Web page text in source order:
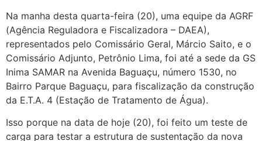
Na manha desta quarta-feira (20), uma equipe da AGRF
(Agência Reguladora e Fiscalizadora – DAEA),
representados pelo Comissário Geral, Márcio Saito, e o
Comissário Adjunto, Petrônio Lima, foi até a sede da GS
Inima SAMAR na Avenida Baguaçu, número 1530, no
Bairro Parque Baguaçu, para fiscalização da construção
da E.T.A. 4 (Estação de Tratamento de Água).
Isso porque na data de hoje (20), foi feito um teste de
carga para testar a estrutura de sustentação da nova